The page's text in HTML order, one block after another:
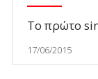
Το πρώτο
17/06/2015